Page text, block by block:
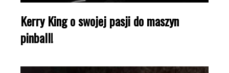
Kerry King o swojej pasji do maszyn
pinball!